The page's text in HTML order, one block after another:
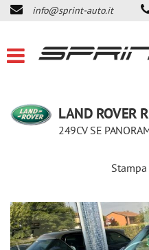
HOME
LISTA VEICOLI
NEWS
info@sprint-auto.it
LAND ROVER
249CV SE
Stampa